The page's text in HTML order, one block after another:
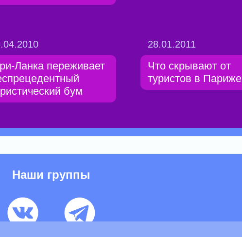
Ланка переживает
бум
28.01.2011
Что скрывают от
туристов в Париже
Наши группы